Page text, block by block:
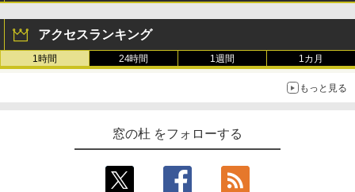
アクセスランキング
1時間 24時間 1週間 1カ月
もっと見る
窓の杜 をフォローする